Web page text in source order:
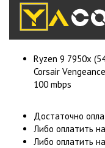
Ryzen 9 7950x
Corsair
100 mbps
Достаточно
Либо оплатить
Либо оплатить